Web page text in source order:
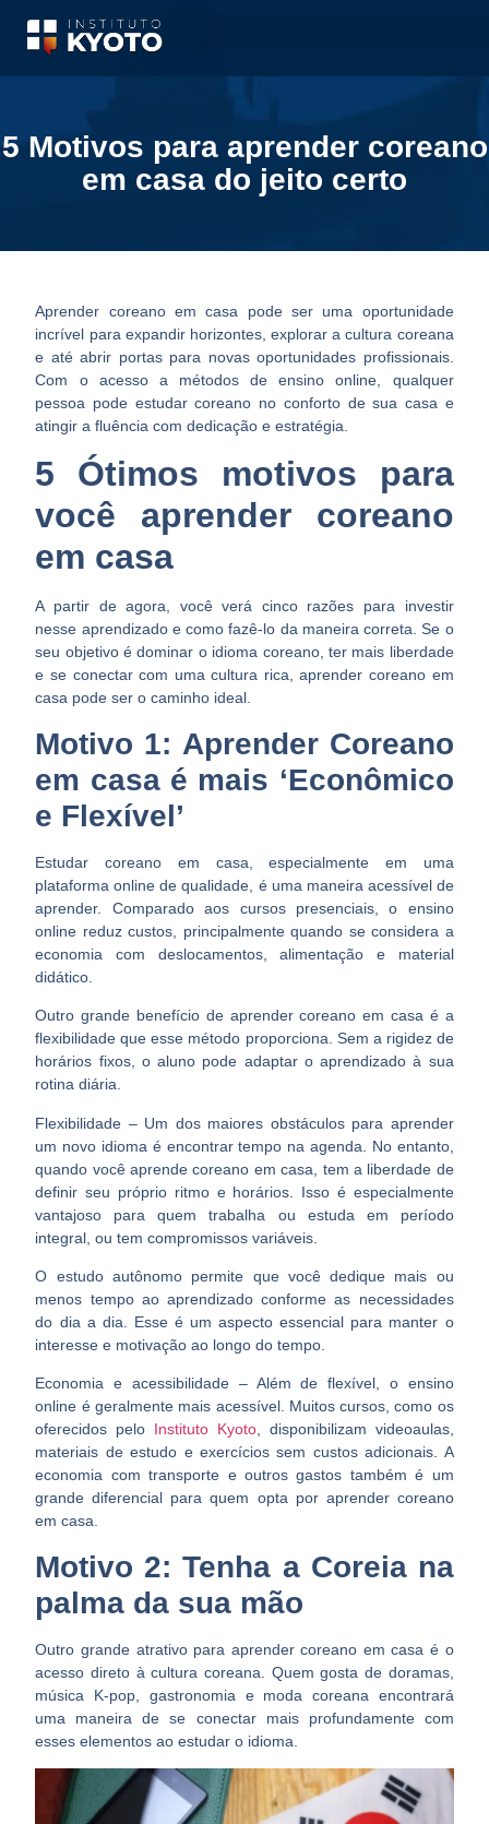
5 Motivos para aprender coreano
em casa do jeito certo
Aprender coreano em casa pode ser uma oportunidade
incrível para expandir horizontes, explorar a cultura coreana
e até abrir portas para novas oportunidades profissionais.
Com o acesso a métodos de ensino online, qualquer
pessoa pode estudar coreano no conforto de sua casa e
atingir a fluência com dedicação e estratégia.
5 Ótimos motivos para
você aprender coreano
em casa
A partir de agora, você verá cinco razões para investir
nesse aprendizado e como fazê-lo da maneira correta. Se o
seu objetivo é dominar o idioma coreano, ter mais liberdade
e se conectar com uma cultura rica, aprender coreano em
casa pode ser o caminho ideal.
Motivo 1: Aprender Coreano
em casa é mais ‘Econômico
e Flexível’
Estudar coreano em casa, especialmente em uma
plataforma online de qualidade, é uma maneira acessível de
aprender. Comparado aos cursos presenciais, o ensino
online reduz custos, principalmente quando se considera a
economia com deslocamentos, alimentação e material
didático.
Outro grande benefício de aprender coreano em casa é a
flexibilidade que esse método proporciona. Sem a rigidez de
horários fixos, o aluno pode adaptar o aprendizado à sua
rotina diária.
Flexibilidade –Um dos maiores obstáculos para aprender
um novo idioma é encontrar tempo na agenda. No entanto,
quando você aprende coreano em casa, tem a liberdade de
definir seu próprio ritmo e horários. Isso é especialmente
vantajoso para quem trabalha ou estuda em período
integral, ou tem compromissos variáveis.
O estudo autônomo permite que você dedique mais ou
menos tempo ao aprendizado conforme as necessidades
do dia a dia. Esse é um aspecto essencial para manter o
interesse e motivação ao longo do tempo.
Economia e acessibilidade –Além de flexível, o ensino
online é geralmente mais acessível. Muitos cursos, como os
oferecidos pelo Instituto Kyoto, disponibilizam videoaulas,
materiais de estudo e exercícios sem custos adicionais. A
economia com transporte e outros gastos também é um
grande diferencial para quem opta por aprender coreano
em casa.
Motivo 2: Tenha a Coreia na
palma da sua mão
Outro grande atrativo para aprender coreano em casa é o
acesso direto à cultura coreana. Quem gosta de doramas,
música K-pop, gastronomia e moda coreana encontrará
uma maneira de se conectar mais profundamente com
esses elementos ao estudar o idioma.